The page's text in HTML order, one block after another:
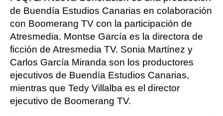
de Buendía Estudios Canarias en colaboración
con Boomerang TV con la participación de
Atresmedia. Montse García es la directora de
ficción de Atresmedia TV. Sonia Martínez y
Carlos García Miranda son los productores
ejecutivos de Buendía Estudios Canarias,
mientras que Tedy Villalba es el director
ejecutivo de Boomerang TV.